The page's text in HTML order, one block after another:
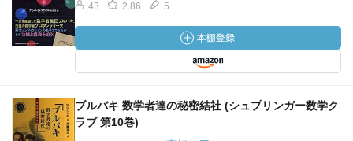
43 2.86 5
ブルバキ 数学者達の秘密結社 (シュプリンガー数学ク
ラブ 第10巻)